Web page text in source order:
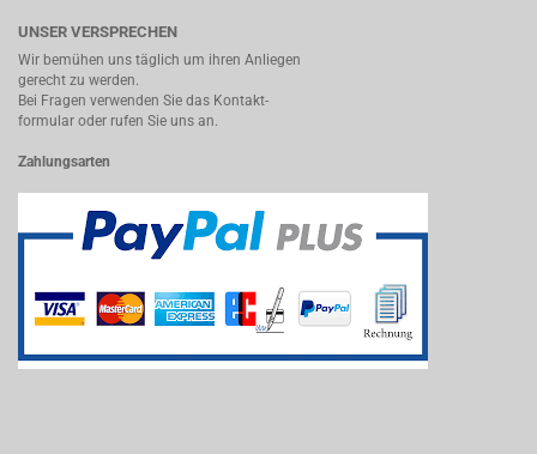
UNSER VERSPRECHEN
Wir bemühen uns täglich um ihren Anliegen
gerecht zu werden.
Bei Fragen verwenden Sie das Kontakt-
formular oder rufen Sie uns an.
Zahlungsarten